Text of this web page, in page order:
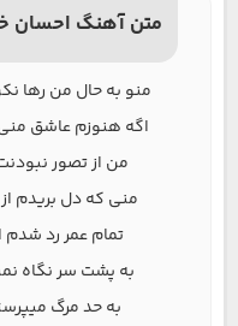
متن آهنگ احسان
منو به حال من رها
اگه هنوزم عاشق
من از تصور
منی که دل بریدم
تمام عمر رد
به پشت سر نگاه
به حد مرگ